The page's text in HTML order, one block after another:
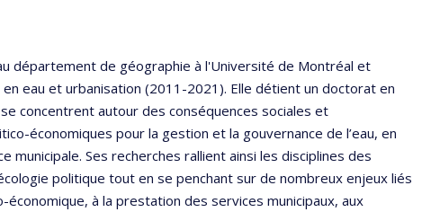
département de géographie à l'Université de Montréal et
eau et urbanisation (2011-2021). Elle détient un doctorat en
concentrent autour des conséquences sociales et
économiques pour la gestion et la gouvernance de l’eau, en
municipale. Ses recherches rallient ainsi les disciplines des
politique tout en se penchant sur de nombreux enjeux liés
à la prestation des services municipaux, aux